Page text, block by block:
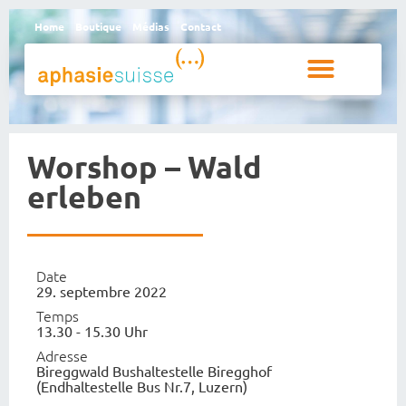
Home Boutique Médias Contact
Worshop – Wald
erleben
Date
29. septembre 2022
Temps
13.30 - 15.30 Uhr
Adresse
Bireggwald Bushaltestelle Biregghof
(Endhaltestelle Bus Nr.7, Luzern)